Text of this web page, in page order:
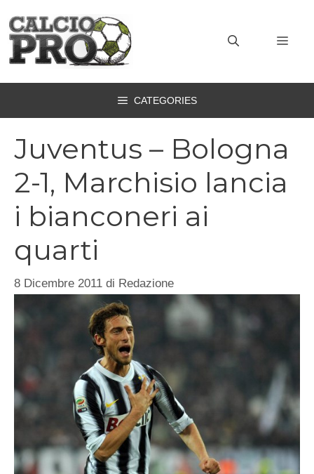
contenuto
CATEGORIES
Juventus – Bologna
2-1, Marchisio lancia
i bianconeri ai
quarti
8 Dicembre 2011 di Redazione